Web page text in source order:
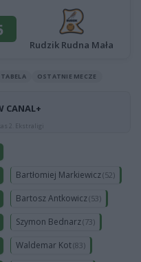
Rudzik Rudna Mała
TABELA OSTATNIE MECZE
CANAL+
2. Ekstraligi
Bartłomiej Markiewicz(52)
Bartosz Antkowicz(53)
Szymon Bednarz(73)
Waldemar Kot(83)